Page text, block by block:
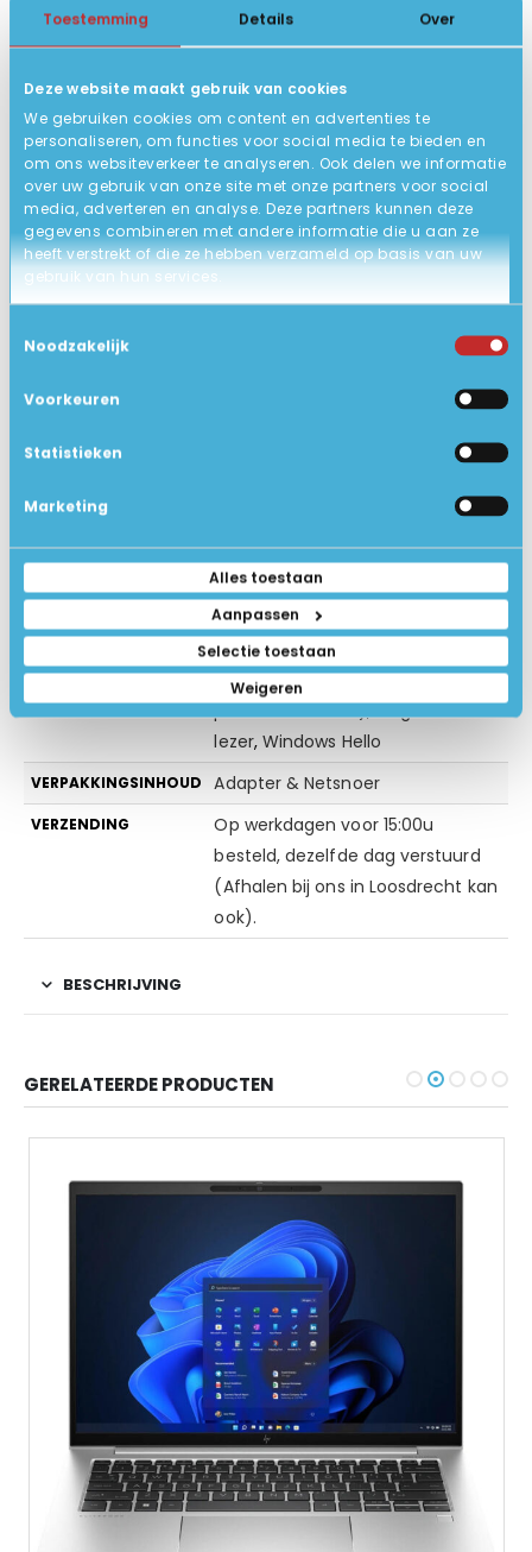
Toestemming Details Over
Deze website maakt gebruik van cookies
We gebruiken cookies om content en advertenties te
personaliseren, om functies voor social media te bieden en
om ons websiteverkeer te analyseren. Ook delen we informatie
over uw gebruik van onze site met onze partners voor social
media, adverteren en analyse. Deze partners kunnen deze
gegevens combineren met andere informatie die u aan ze
heeft verstrekt of die ze hebben verzameld op basis van uw
gebruik van hun services.
Noodzakelijk
Voorkeuren
Statistieken
Marketing
Alles toestaan
Aanpassen
Selectie toestaan
Weigeren
TOETSENBORD QWERTY/US backlit keyboard!
ACCU
STATUS PRODUCT
Nieuw, in open doos!
GARANTIE
12 maanden hardware garantie
(carry-in) m.u.v. de accu.
NETWERK Gigabit Ethernet LAN
BLUETOOTH Ja
BLUETOOTH VERSIE
GEWICHT IN KG
KLEUR Zilver
EXTRA SOFTWARE Geen extra software
BEVEILIGING Windows Beveiliging (antivirus)
EXTRA BEVEILIGING Gezichtsherkenning,TPM (Trusted
platform module),Vingerafdruk
lezer, Windows Hello
VERPAKKINGSINHOUD Adapter & Netsnoer
VERZENDING
Op werkdagen voor 15:00u
besteld, dezelfde dag verstuurd
(Afhalen bij ons in Loosdrecht kan
ook).
BESCHRIJVING
GERELATEERDE PRODUCTEN